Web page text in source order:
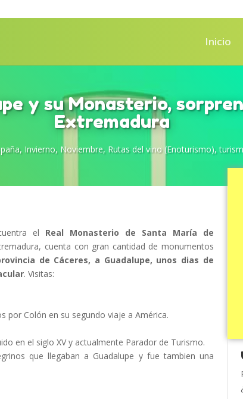
Inicio
y su Monasterio,
Extremadura
, Invierno, Noviembre, Rutas del vino (Enoturismo),
el Real Monasterio de Santa María de
cuenta con gran cantidad de monumentos
de Cáceres, a Guadalupe, unos dias de
. Visitas:
por Colón en su segundo viaje a América.
en el siglo XV y actualmente Parador de Turismo.
que llegaban a Guadalupe y fue tambien una